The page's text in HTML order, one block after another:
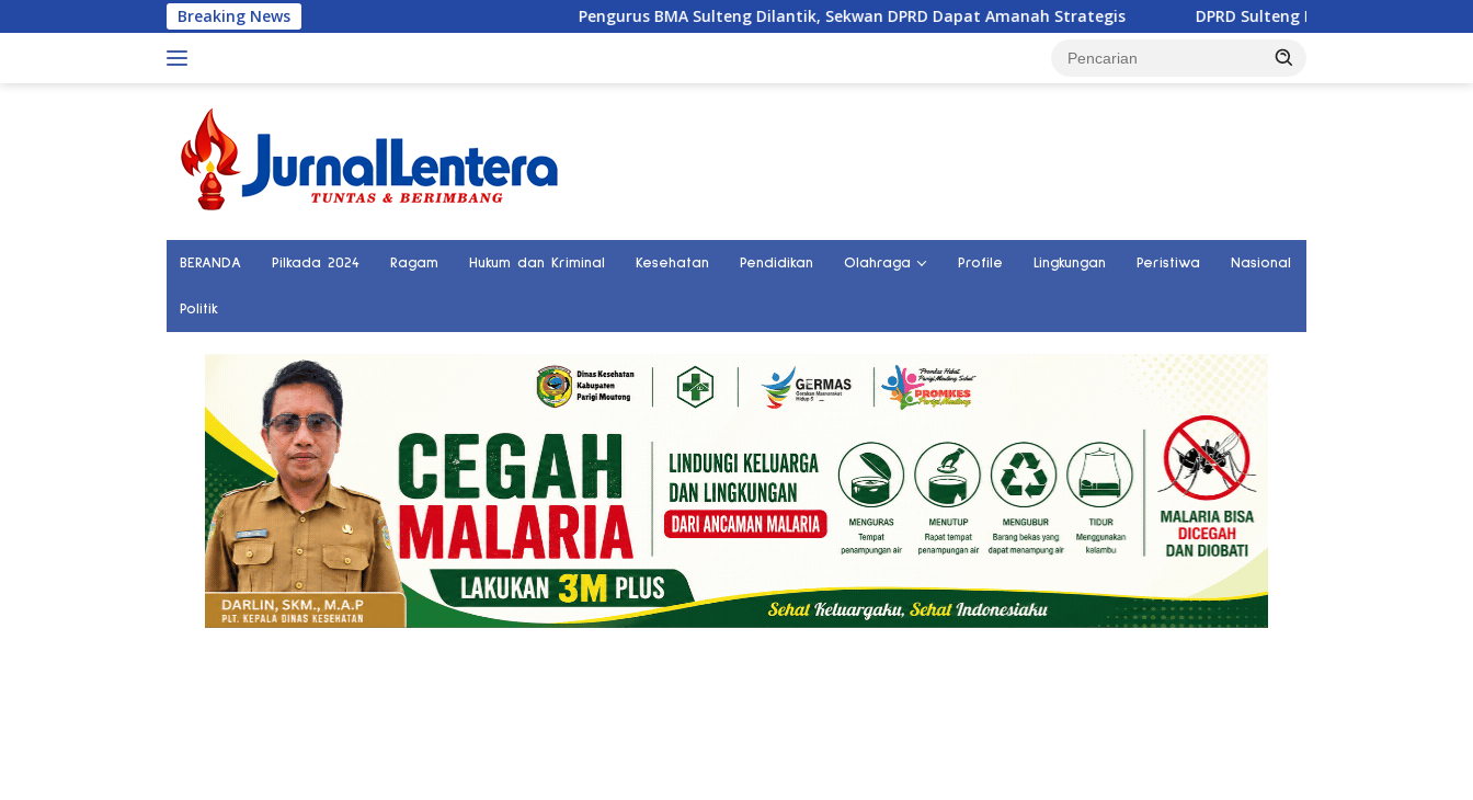
ke
Breaking News Pengurus BMA Sulteng Dilantik, Sekwan DPRD Dapat Amanah Strategis DPRD Sulteng Mulai Susun Aturan Bantuan
BERANDA Pilkada 2024 Ragam Hukum dan Kriminal Kesehatan Pendidikan Olahraga Profile Lingkungan Peristiwa Nasional
Politik